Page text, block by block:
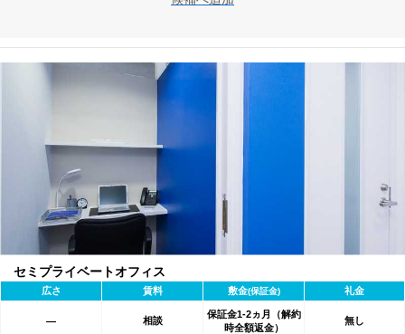
セミプライベートオフィス
広さ 賃料 敷金(保証金) 礼金
― 相談
保証金1-2ヵ月（解約
時全額返金）
無し